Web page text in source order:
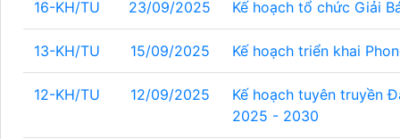
16-KH/TU 23/09/2025 Kế hoạch tổ chức Giải
13-KH/TU 15/09/2025 Kế hoạch triển khai
12-KH/TU 12/09/2025
Kế hoạch tuyên truyền
2025 - 2030